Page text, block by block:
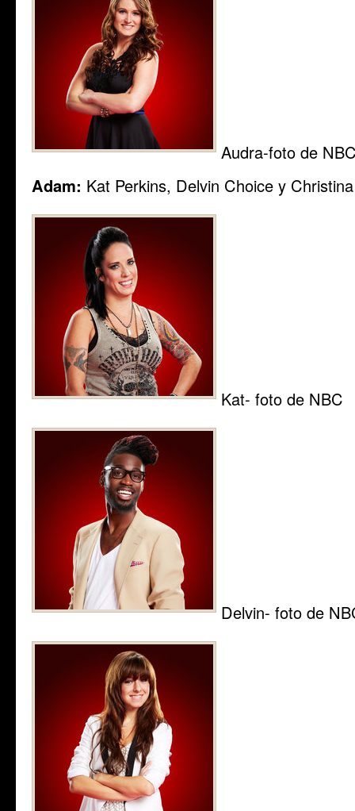
Audra-foto de
Adam: Kat Perkins, Delvin Choice y
Kat- foto de NBC
Delvin- foto de